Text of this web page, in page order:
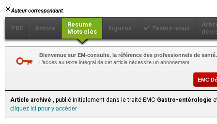
Auteur correspondant.
PDF Article
Résumé
Mots clés
Figures Testez-vous
Bienvenue sur EM-consulte, la référence des professionnels de santé.
L’accès au texte intégral de cet article nécessite un abonnement.
EMC
Article archivé , publié initialement dans le traité EMC Gastro-entérologie
cliquez ici pour y accéder